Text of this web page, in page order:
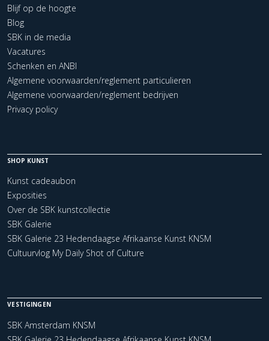
Blijf op de hoogte
Blog
SBK in de media
Vacatures
Schenken en ANBI
Algemene voorwaarden/reglement particulieren
Algemene voorwaarden/reglement bedrijven
Privacy policy
SHOP KUNST
Kunst cadeaubon
Exposities
Over de SBK kunstcollectie
SBK Galerie
SBK Galerie 23 Hedendaagse Afrikaanse Kunst KNSM
Cultuurvlog My Daily Shot of Culture
VESTIGINGEN
SBK Amsterdam KNSM